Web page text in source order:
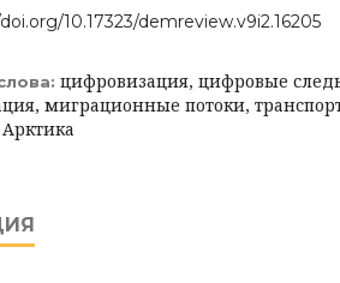
10.17323/demreview.v9i2.16205
цифровизация, цифровые
миграционные потоки,